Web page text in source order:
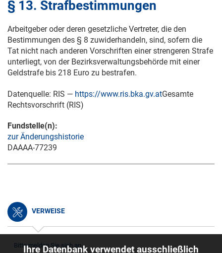
§ 13. Strafbestimmungen
Arbeitgeber oder deren gesetzliche Vertreter, die den
Bestimmungen des § 8 zuwiderhandeln, sind, sofern die
Tat nicht nach anderen Vorschriften einer strengeren Strafe
unterliegt, von der Bezirksverwaltungsbehörde mit einer
Geldstrafe bis 218 Euro zu bestrafen.
Datenquelle: RIS — https://www.ris.bka.gv.atGesamte
Rechtsvorschrift (RIS)
Fundstelle(n):
zur Änderungshistorie
DAAAA-77239
VERWEISE
Bitte melden Sie sich an.
Ihre Datenbank verwendet ausschließlich